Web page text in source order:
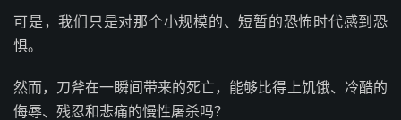
可是，我们只是对那个小规模的、短暂的恐怖时代感到恐
惧。
然而，刀斧在一瞬间带来的死亡，能够比得上饥饿、冷酷的
侮辱、残忍和悲痛的慢性屠杀吗？